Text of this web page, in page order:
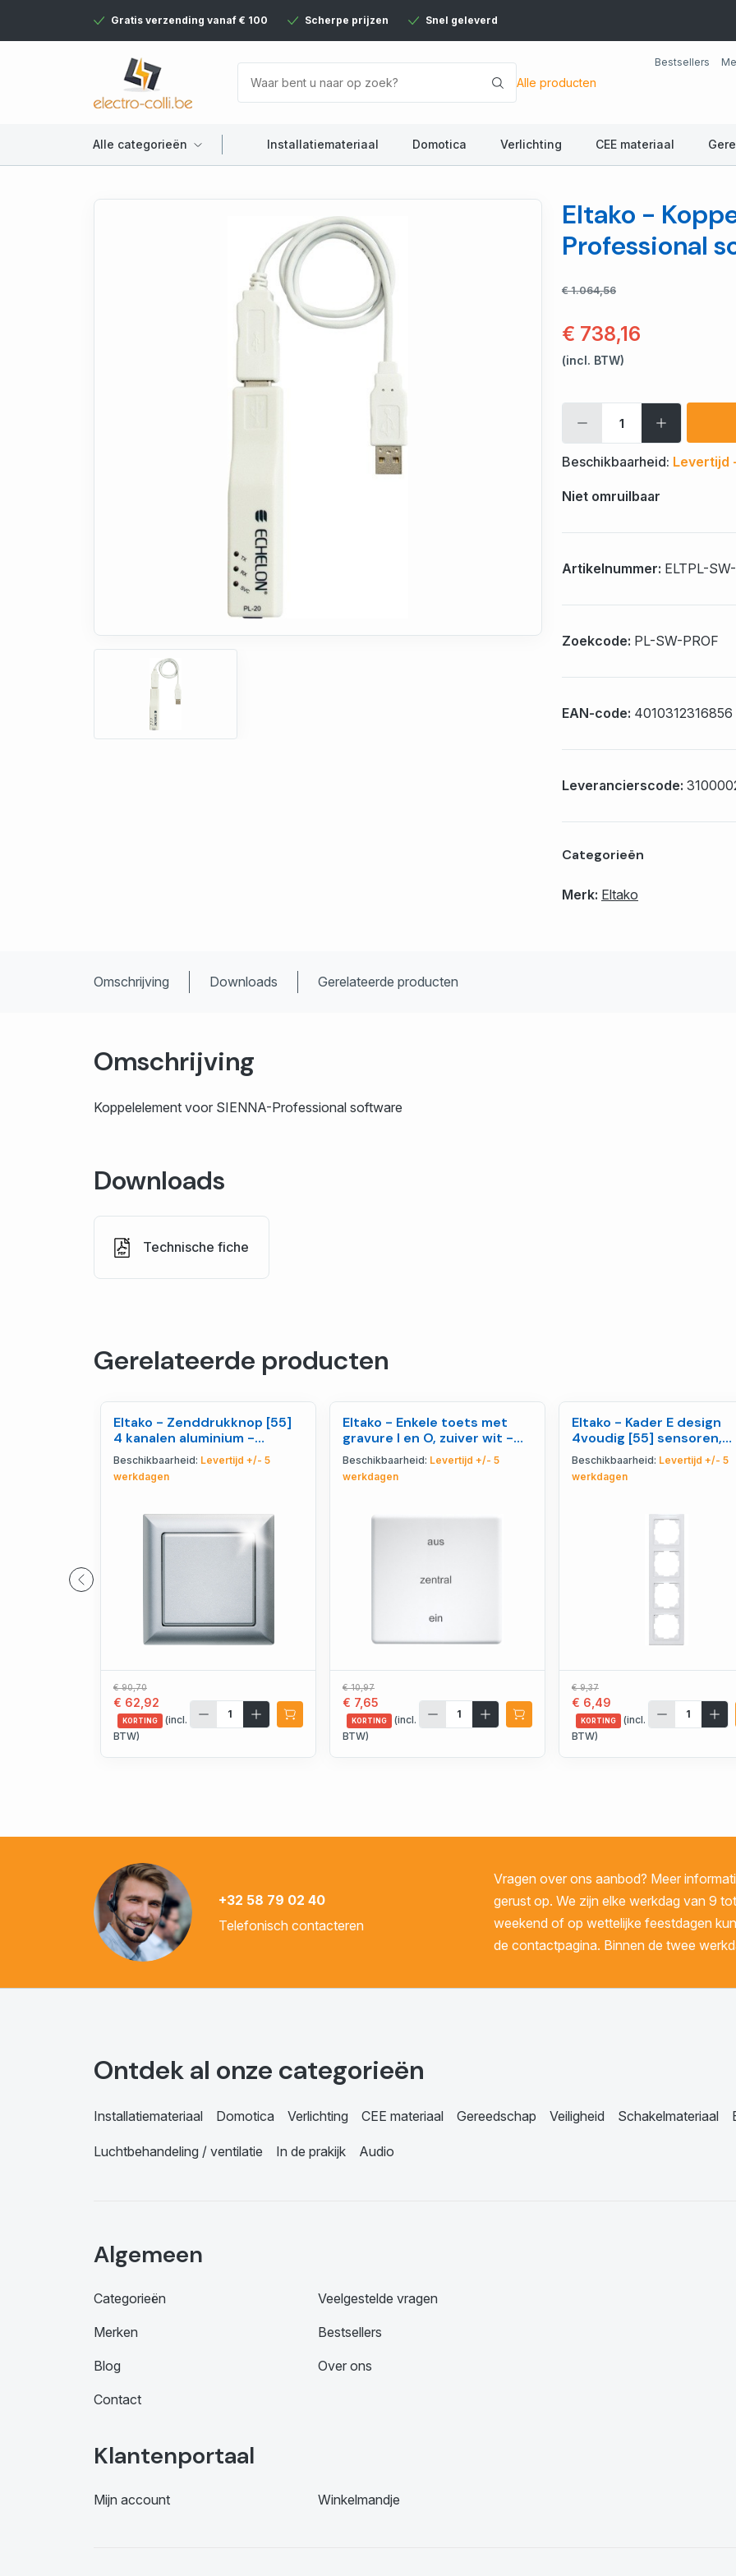
Gratis verzending vanaf € 100 Scherpe prijzen Snel geleverd
Alle producten
Bestsellers
Alle categorieën Installatiemateriaal Domotica Verlichting CEE materiaal
Eltako -
Professional
€ 1.064,56
€ 738,16
(incl. BTW)
Beschikbaarheid: Levertijd
Niet omruilbaar
Artikelnummer: ELTPL-
Zoekcode: PL-SW-PROF
EAN-code: 4010312316856
Leverancierscode:
Categorieën
Merk: Eltako
Omschrijving Downloads Gerelateerde producten
Omschrijving
Koppelelement voor SIENNA-Professional software
Downloads
Technische fiche
Gerelateerde producten
Eltako - Zenddrukknop [55]
4 kanalen aluminium -
30000591
Beschikbaarheid: Levertijd +/- 5
werkdagen
€ 90,70
€ 62,92
KORTING
(incl.
BTW)
Eltako - Enkele toets met
gravure I en O, zuiver wit -
30000953
Beschikbaarheid: Levertijd +/- 5
werkdagen
€ 10,97
€ 7,65
KORTING
(incl.
BTW)
Eltako - Kader E design
4voudig [55] sensoren,
poolwit mat - 30055755
Beschikbaarheid: Levertijd +/- 5
werkdagen
€ 9,37
€ 6,49
KORTING
(incl.
BTW)
+32 58 79 02 40
Telefonisch contacteren
Vragen over ons aanbod? Meer
gerust op. We zijn elke werkdag van 9
weekend of op wettelijke feestdagen
de contactpagina. Binnen de twee
Ontdek al onze categorieën
Installatiemateriaal Domotica Verlichting CEE materiaal Gereedschap Veiligheid Schakelmateriaal
Luchtbehandeling / ventilatie In de prakijk Audio
Algemeen
Categorieën Veelgestelde vragen
Merken Bestsellers
Blog Over ons
Contact
Klantenportaal
Mijn account Winkelmandje